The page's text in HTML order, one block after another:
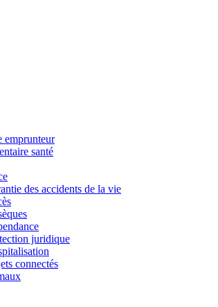
emprunteur
santé
des accidents de la vie
juridique
connectés